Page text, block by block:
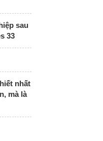
sau
33
nhất
mà là